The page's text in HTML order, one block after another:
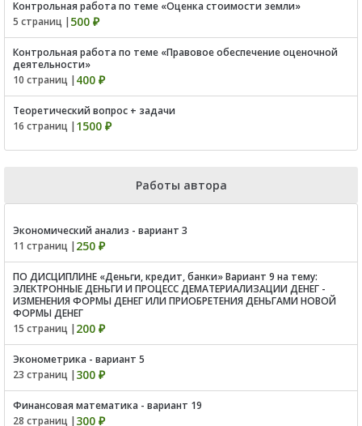
Контрольная работа по теме «Оценка стоимости земли»
5 страниц | 500 ₽
Контрольная работа по теме «Правовое обеспечение оценочной
деятельности»
10 страниц | 400 ₽
Теоретический вопрос + задачи
16 страниц | 1500 ₽
Работы автора
Экономический анализ - вариант 3
11 страниц | 250 ₽
ПО ДИСЦИПЛИНЕ «Деньги, кредит, банки» Вариант 9 на тему:
ЭЛЕКТРОННЫЕ ДЕНЬГИ И ПРОЦЕСС ДЕМАТЕРИАЛИЗАЦИИ ДЕНЕГ -
ИЗМЕНЕНИЯ ФОРМЫ ДЕНЕГ ИЛИ ПРИОБРЕТЕНИЯ ДЕНЬГАМИ НОВОЙ
ФОРМЫ ДЕНЕГ
15 страниц | 200 ₽
Эконометрика - вариант 5
23 страниц | 300 ₽
Финансовая математика - вариант 19
28 страниц | 300 ₽